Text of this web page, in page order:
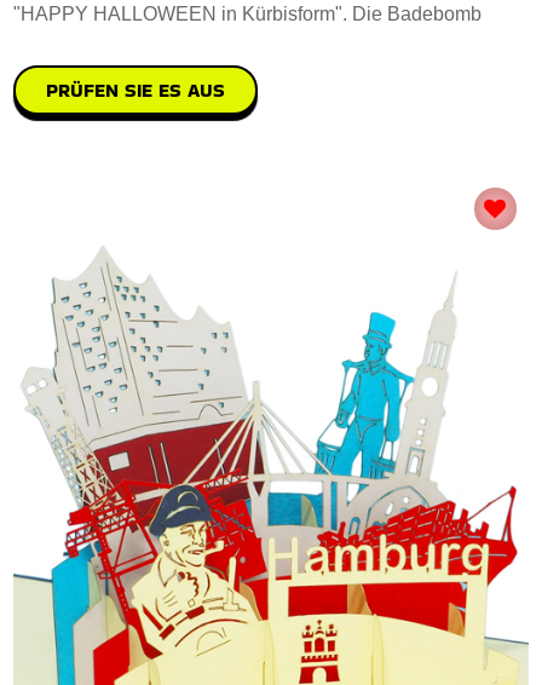
"HAPPY HALLOWEEN in Kürbisform". Die Badebomb
PRÜFEN SIE ES AUS